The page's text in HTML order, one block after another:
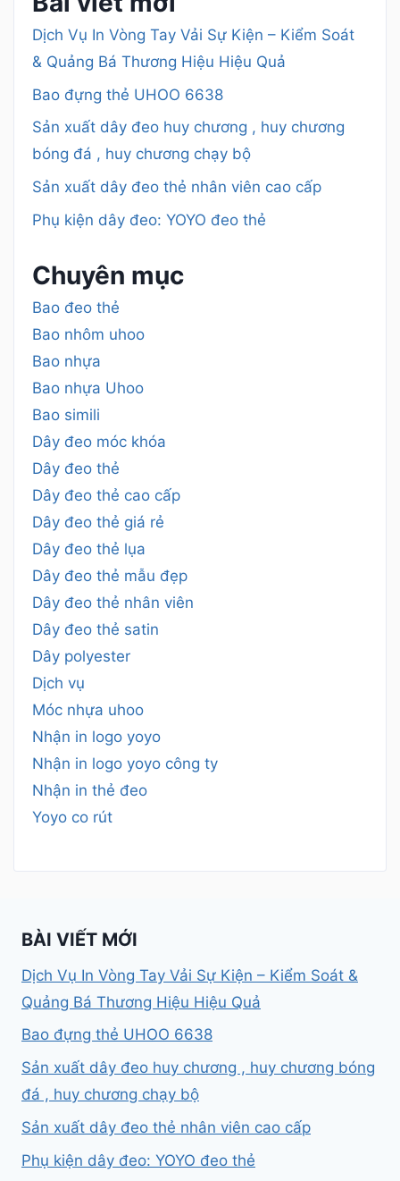
Dịch Vụ In Vòng Tay Vải Sự Kiện – Kiểm Soát
& Quảng Bá Thương Hiệu Hiệu Quả
Bao đựng thẻ UHOO 6638
Sản xuất dây đeo huy chương , huy chương
bóng đá , huy chương chạy bộ
Sản xuất dây đeo thẻ nhân viên cao cấp
Phụ kiện dây đeo: YOYO đeo thẻ
Chuyên mục
Bao đeo thẻ
Bao nhôm uhoo
Bao nhựa
Bao nhựa Uhoo
Bao simili
Dây đeo móc khóa
Dây đeo thẻ
Dây đeo thẻ cao cấp
Dây đeo thẻ giá rẻ
Dây đeo thẻ lụa
Dây đeo thẻ mẫu đẹp
Dây đeo thẻ nhân viên
Dây đeo thẻ satin
Dây polyester
Dịch vụ
Móc nhựa uhoo
Nhận in logo yoyo
Nhận in logo yoyo công ty
Nhận in thẻ đeo
Yoyo co rút
BÀI VIẾT MỚI
Dịch Vụ In Vòng Tay Vải Sự Kiện – Kiểm Soát &
Quảng Bá Thương Hiệu Hiệu Quả
Bao đựng thẻ UHOO 6638
Sản xuất dây đeo huy chương , huy chương bóng
đá , huy chương chạy bộ
Sản xuất dây đeo thẻ nhân viên cao cấp
Phụ kiện dây đeo: YOYO đeo thẻ